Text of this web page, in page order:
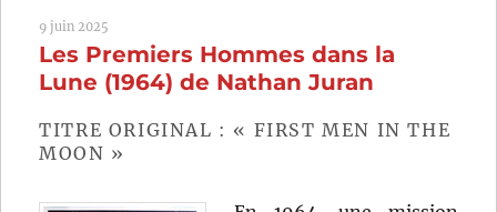
nouvel
9 juin 2025
Les Premiers Hommes dans la
Lune (1964) de Nathan Juran
TITRE ORIGINAL : « FIRST MEN IN THE
MOON »